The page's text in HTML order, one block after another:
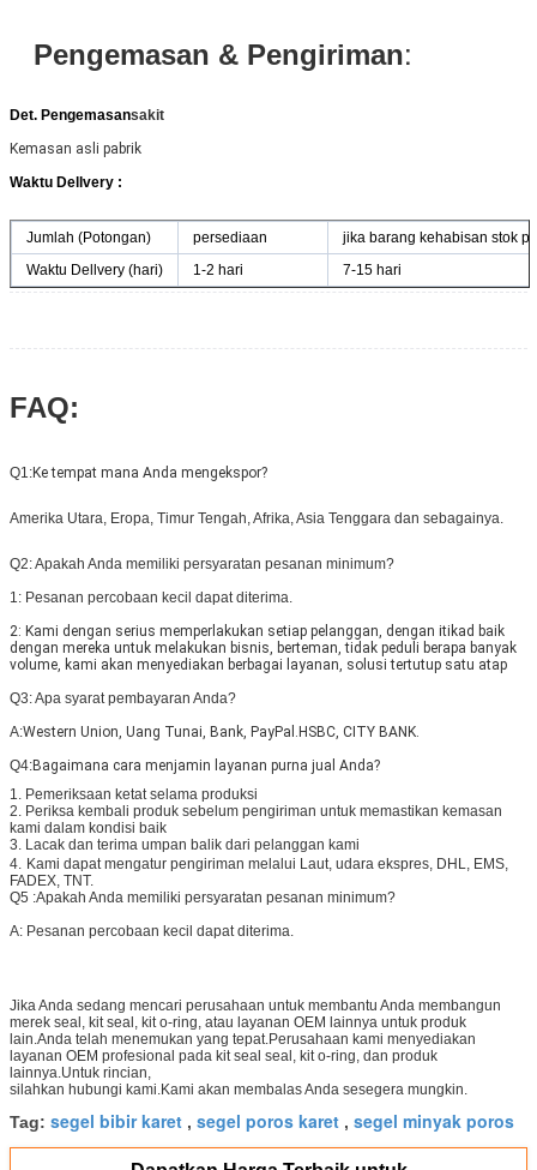
Pengemasan & Pengiriman:
Det. Pengemasansakit
Kemasan asli pabrik
Waktu Dellvery :
Jumlah (Potongan) persediaan
jika barang kehabisan stok
Waktu Dellvery (hari)
1-2 hari 7-15 hari
FAQ:
Q1:Ke tempat mana Anda mengekspor?
Amerika Utara, Eropa, Timur Tengah, Afrika, Asia Tenggara dan sebagainya.
Q2: Apakah Anda memiliki persyaratan pesanan minimum?
1: Pesanan percobaan kecil dapat diterima.
2: Kami dengan serius memperlakukan setiap pelanggan, dengan itikad baik
dengan mereka untuk melakukan bisnis, berteman, tidak peduli berapa banyak
volume, kami akan menyediakan berbagai layanan, solusi tertutup satu atap
Q3: Apa syarat pembayaran Anda?
A:Western Union, Uang Tunai, Bank, PayPal.HSBC, CITY BANK.
Q4:Bagaimana cara menjamin layanan purna jual Anda?
1. Pemeriksaan ketat selama produksi
2. Periksa kembali produk sebelum pengiriman untuk memastikan kemasan
kami dalam kondisi baik
3. Lacak dan terima umpan balik dari pelanggan kami
4. Kami dapat mengatur pengiriman melalui Laut, udara ekspres, DHL, EMS,
FADEX, TNT.
Q5 :Apakah Anda memiliki persyaratan pesanan minimum?
A: Pesanan percobaan kecil dapat diterima.
Jika Anda sedang mencari perusahaan untuk membantu Anda membangun
merek seal, kit seal, kit o-ring, atau layanan OEM lainnya untuk produk
lain.Anda telah menemukan yang tepat.Perusahaan kami menyediakan
layanan OEM profesional pada kit seal seal, kit o-ring, dan produk
lainnya.Untuk rincian,
silahkan hubungi kami.Kami akan membalas Anda sesegera mungkin.
Tag: segel bibir karet , segel poros karet , segel minyak poros